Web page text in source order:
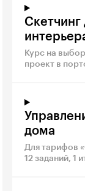
Скетчинг
Курс на
проект в
дома
Для тарифов
12 заданий, 1